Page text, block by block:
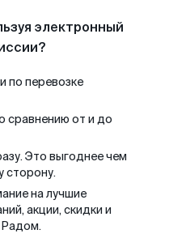
электронный
по перевозке
сравнению от и до
Это выгоднее чем
сторону.
на лучшие
акции, скидки и
Радом.